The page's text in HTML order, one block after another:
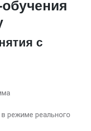
с
режиме реального